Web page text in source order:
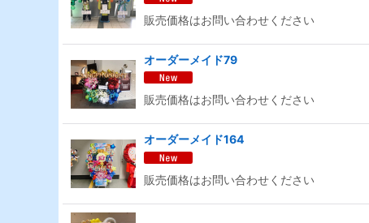
販売価格はお問い合わせください
オーダーメイド79
販売価格はお問い合わせください
オーダーメイド164
販売価格はお問い合わせください